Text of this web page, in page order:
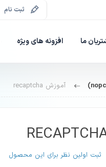
ثبت نام
ما افزونه های ویژه
آموزش recaptcha
ثبت اولین نظر برای این محصول